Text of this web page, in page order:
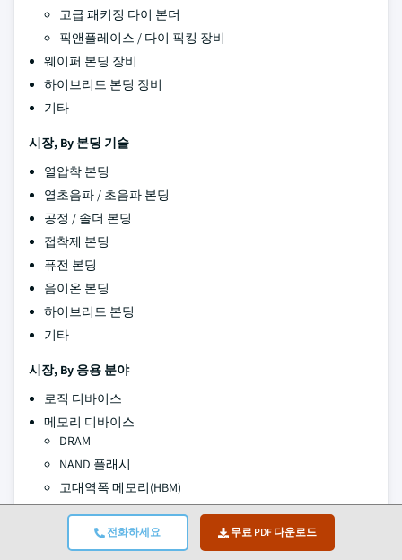
전화하세요 무료 PDF 다운로드
고급 패키징 다이 본더
픽앤플레이스 / 다이 픽킹 장비
웨이퍼 본딩 장비
하이브리드 본딩 장비
기타
시장, By 본딩 기술
열압착 본딩
열초음파 / 초음파 본딩
공정 / 솔더 본딩
접착제 본딩
퓨전 본딩
음이온 본딩
하이브리드 본딩
기타
시장, By 응용 분야
로직 디바이스
메모리 디바이스
DRAM
NAND 플래시
고대역폭 메모리(HBM)
반도체 본딩 장비
MEMS 디바이스